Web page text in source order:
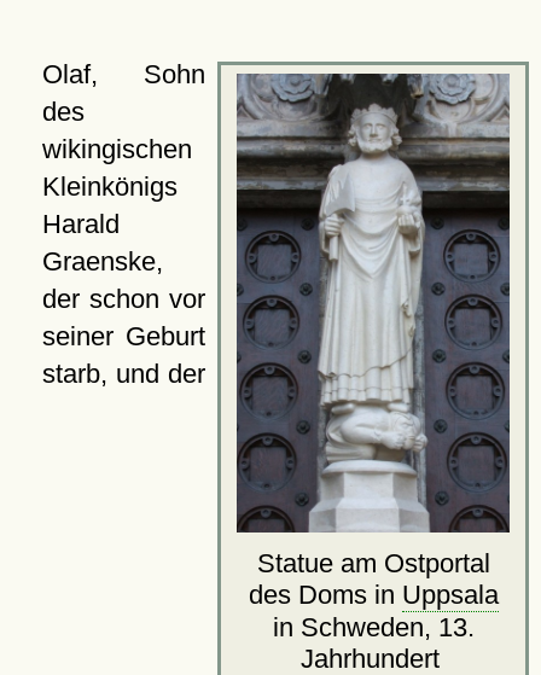
Statue am Ostportal
des Doms in Uppsala
in Schweden, 13.
Jahrhundert
Olaf, Sohn
des
wikingischen
Kleinkönigs
Harald
Graenske,
der schon vor
seiner Geburt
starb, und der